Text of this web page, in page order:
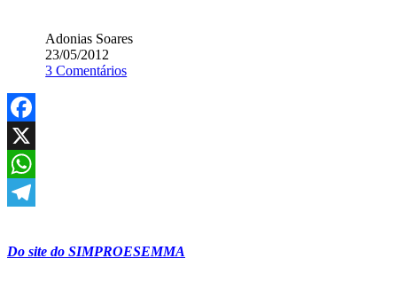
Adonias Soares
23/05/2012
3 Comentários
Facebook
X
WhatsApp
Do site do SIMPROESEMMA